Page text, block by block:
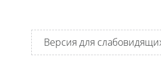
Версия для